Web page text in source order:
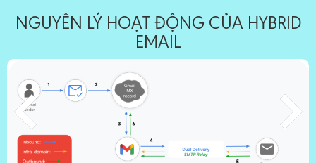
NGUYÊN LÝ HOẠT ĐỘNG CỦA HYBRID
EMAIL